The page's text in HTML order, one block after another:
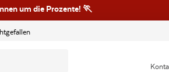
um die Prozente! 🏃